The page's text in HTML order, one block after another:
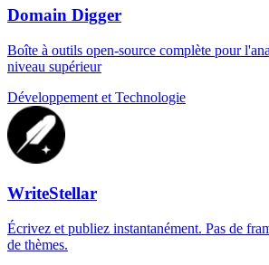
Domain Digger
Boîte à outils open-source complète pour
niveau supérieur
Développement et Technologie
WriteStellar
Écrivez et publiez instantanément. Pas de
de thèmes.